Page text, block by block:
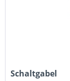
Schaltgabel